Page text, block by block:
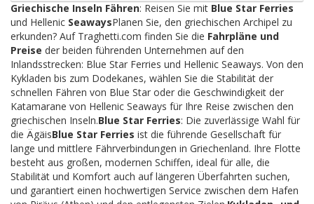
Griechische Inseln Fähren: Reisen Sie mit Blue Star Ferries
und Hellenic SeawaysPlanen Sie, den griechischen Archipel zu
erkunden? Auf Traghetti.com finden Sie die Fahrpläne und
Preise der beiden führenden Unternehmen auf den
Inlandsstrecken: Blue Star Ferries und Hellenic Seaways. Von den
Kykladen bis zum Dodekanes, wählen Sie die Stabilität der
schnellen Fähren von Blue Star oder die Geschwindigkeit der
Katamarane von Hellenic Seaways für Ihre Reise zwischen den
griechischen Inseln.Blue Star Ferries: Die zuverlässige Wahl für
die ÄgäisBlue Star Ferries ist die führende Gesellschaft für
lange und mittlere Fährverbindungen in Griechenland. Ihre Flotte
besteht aus großen, modernen Schiffen, ideal für alle, die
Stabilität und Komfort auch auf längeren Überfahrten suchen,
und garantiert einen hochwertigen Service zwischen dem Hafen